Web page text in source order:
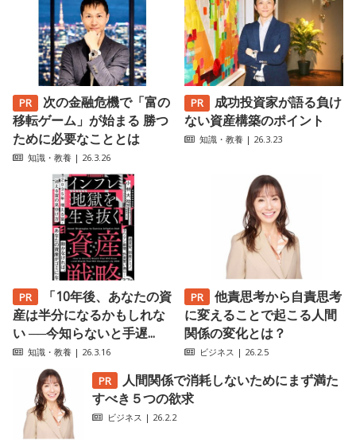
次の金融危機で「富の
移転ゲーム」が始まる 勝つ
ために必要なこととは
知識・教養 | 26.3.26
成功投資家が語る負け
ない資産構築のポイント
知識・教養 | 26.3.23
「10年後、あなたの資
産は半分になるかもしれな
い ──今知らないと手遅...
知識・教養 | 26.3.16
他責思考から自責思考
に変えることで起こる人間
関係の変化とは？
ビジネス | 26.2.5
人間関係で消耗しないためにまず満た
すべき５つの欲求
ビジネス | 26.2.2